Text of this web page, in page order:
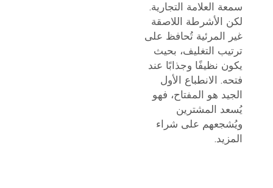
سمعة العلامة التجارية.
لكن الأشرطة اللاصقة
غير المرئية تُحافظ على
ترتيب التغليف، بحيث
يكون نظيفًا وجذابًا عند
فتحه. الانطباع الأول
الجيد هو المفتاح، فهو
يُسعد المشترين
ويُشجعهم على شراء
المزيد.